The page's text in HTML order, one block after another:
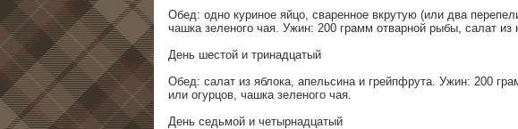
Обед: одно куриное яйцо, сваренное вкрутую (или два
чашка зеленого чая. Ужин: 200 грамм отварной рыбы, салат из
День шестой и тринадцатый
Обед: салат из яблока, апельсина и грейпфрута. Ужин: 200
или огурцов, чашка зеленого чая.
День седьмой и четырнадцатый